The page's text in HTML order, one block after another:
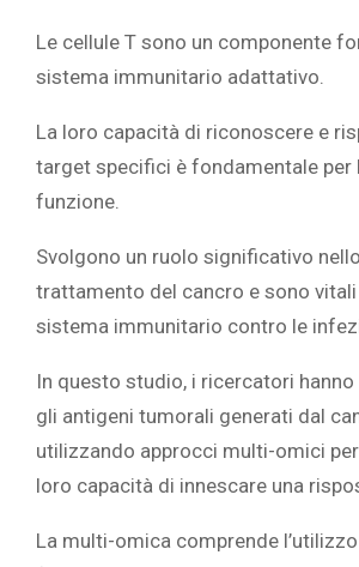
Le cellule T sono un componente
sistema immunitario adattativo.
La loro capacità di riconoscere e
target specifici è fondamentale per
funzione.
Svolgono un ruolo significativo
trattamento del cancro e sono
sistema immunitario contro le
In questo studio, i ricercatori
gli antigeni tumorali generati dal
utilizzando approcci multi-omici
loro capacità di innescare una
La multi-omica comprende l’utilizzo